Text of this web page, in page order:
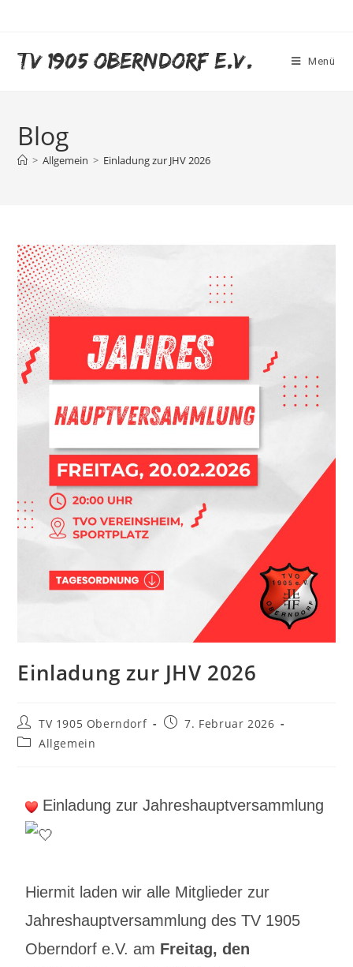
TV 1905 Oberndorf e.V. Menü
Blog
> Allgemein > Einladung zur JHV 2026
Einladung zur JHV 2026
TV 1905 Oberndorf
7. Februar 2026
Allgemein
Einladung zur Jahreshauptversammlung
Hiermit laden wir alle Mitglieder zur
Jahreshauptversammlung des TV 1905
Oberndorf e.V. am Freitag, den